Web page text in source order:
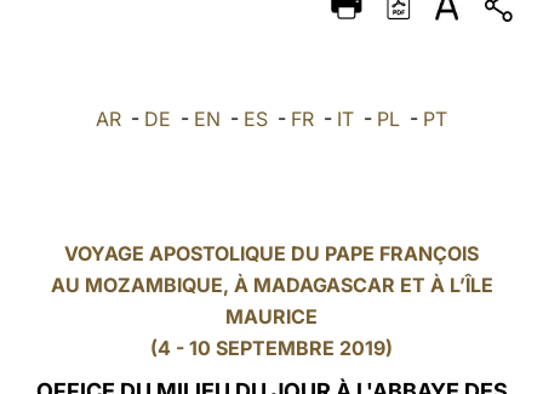
DEUTSCH
العربيّة AR - DE - EN - ES - FR - IT - PL - PT
VOYAGE APOSTOLIQUE DU PAPE FRANÇOIS
AU MOZAMBIQUE, À MADAGASCAR ET À L’ÎLE
MAURICE
(4 - 10 SEPTEMBRE 2019)